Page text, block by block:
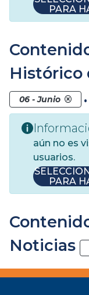
PARA
Histórico
06 - Junio .
aún no es
usuarios.
PARA
Noticias